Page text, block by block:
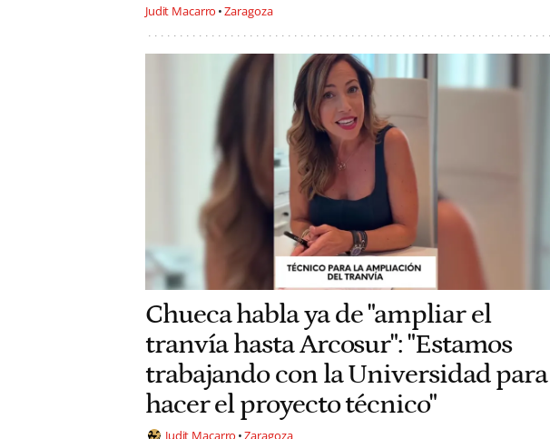
Judit Macarro Zaragoza
Chueca habla ya de "ampliar el
tranvía hasta Arcosur": "Estamos
trabajando con la Universidad para
hacer el proyecto técnico"
Judit Macarro Zaragoza